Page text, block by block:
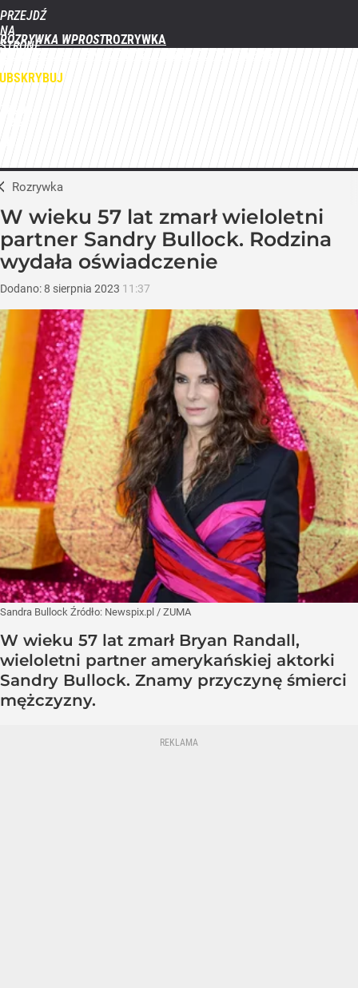
PRZEJDŹ
NA
STRONĘ
WPROST.PL
ROZRYWKA WPROST
Rozrywka
W wieku 57 lat zmarł wieloletni
partner Sandry Bullock. Rodzina
wydała oświadczenie
Dodano:8 sierpnia 2023 11:37
Sandra Bullock Źródło: Newspix.pl / ZUMA
W wieku 57 lat zmarł Bryan Randall,
wieloletni partner amerykańskiej aktorki
Sandry Bullock. Znamy przyczynę śmierci
mężczyzny.